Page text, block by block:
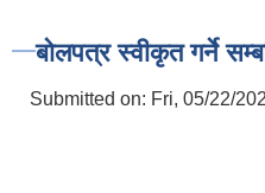
बोलपत्र स्वीकृत गर्ने
Submitted on: Fri, 05/22/